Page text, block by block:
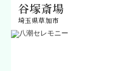
谷塚斎場
埼玉県草加市